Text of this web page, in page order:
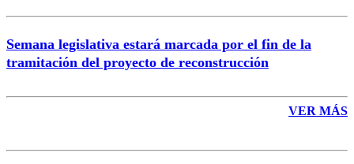
Semana legislativa estará marcada por el fin de la
tramitación del proyecto de reconstrucción
VER MÁS